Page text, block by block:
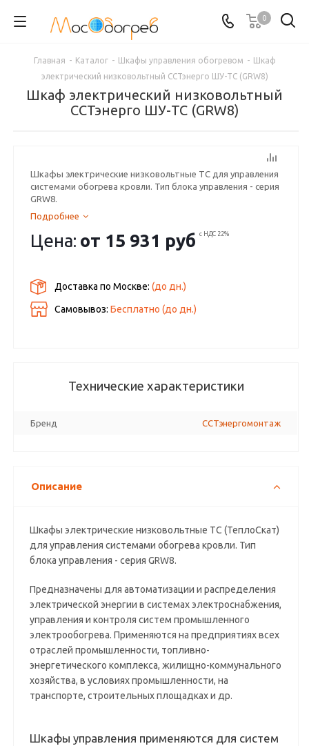
0
Главная - Каталог - Шкафы управления обогревом - Шкаф
электрический низковольтный ССТэнерго ШУ-ТС (GRW8)
Шкаф электрический низковольтный
ССТэнерго ШУ-ТС (GRW8)
Шкафы электрические низковольтные ТС для управления
системами обогрева кровли. Тип блока управления - серия
GRW8.
Подробнее
Цена: от 15 931 руб с НДС 22%
Доставка по Москве:(до дн.)
Самовывоз:Бесплатно (до дн.)
Технические характеристики
Бренд ССТэнергомонтаж
Описание
Шкафы электрические низковольтные ТС (ТеплоСкат)
для управления системами обогрева кровли. Тип
блока управления - серия GRW8.
Предназначены для автоматизации и распределения
электрической энергии в системах электроснабжения,
управления и контроля систем промышленного
электрообогрева. Применяются на предприятиях всех
отраслей промышленности, топливно-
энергетического комплекса, жилищно-коммунального
хозяйства, в условиях промышленности, на
транспорте, строительных площадках и др.
Шкафы управления применяются для систем